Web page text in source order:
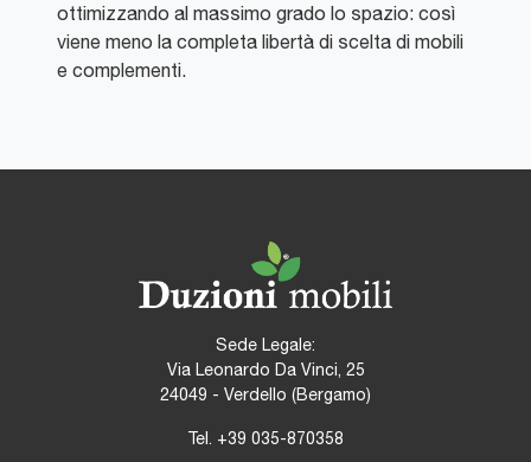
ottimizzando al massimo grado lo spazio: così
viene meno la completa libertà di scelta di mobili
e complementi.
Sede Legale:
Via Leonardo Da Vinci, 25
24049 - Verdello (Bergamo)
Tel. +39 035-870358